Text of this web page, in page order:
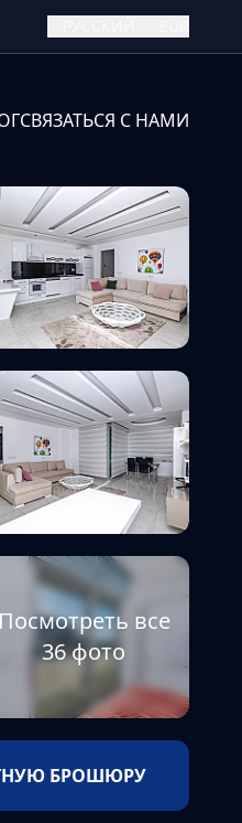
СВЯЗАТЬСЯ С НАМИ
Посмотреть все
36 фото
БРОШЮРУ